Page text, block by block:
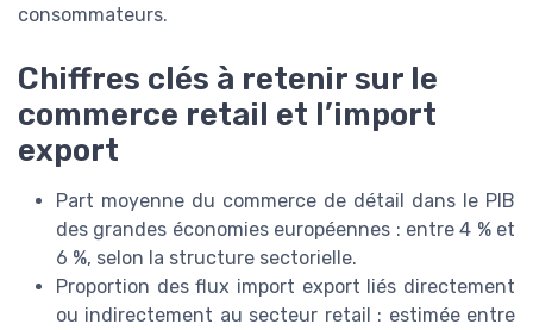
consommateurs.
Chiffres clés à retenir sur le
commerce retail et l’import
export
Part moyenne du commerce de détail dans le PIB
des grandes économies européennes : entre 4 % et
6 %, selon la structure sectorielle.
Proportion des flux import export liés directement
ou indirectement au secteur retail : estimée entre